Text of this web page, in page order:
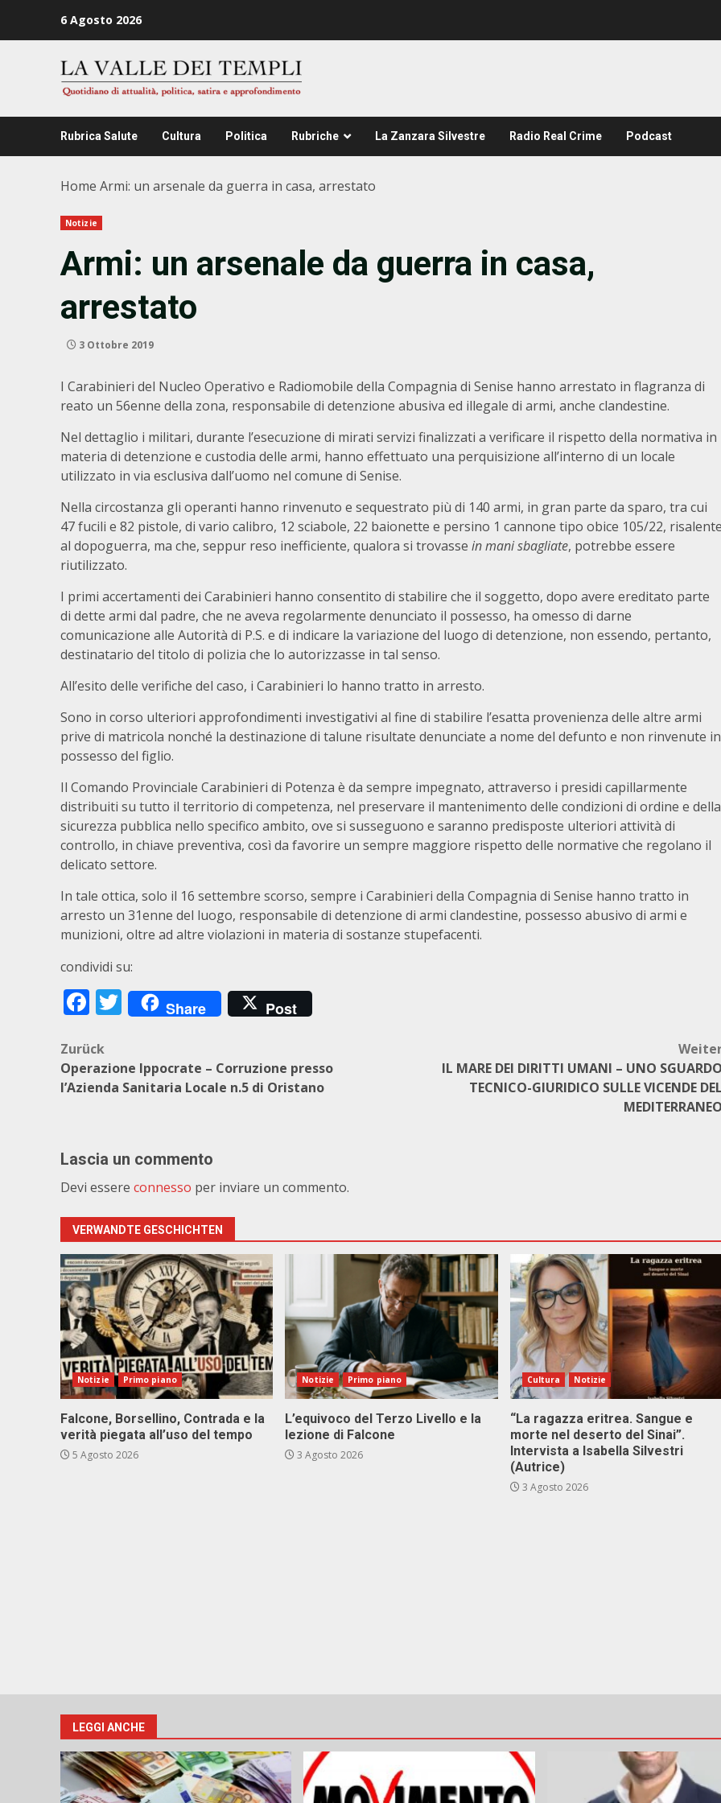
6 Agosto 2026
Rubrica Salute Cultura Politica Rubriche La Zanzara Silvestre Radio Real Crime Podcast
Home Armi: un arsenale da guerra in casa, arrestato
Notizie
Armi: un arsenale da guerra in casa,
arrestato
3 Ottobre 2019
I Carabinieri del Nucleo Operativo e Radiomobile della Compagnia di Senise hanno arrestato in flagranza di
reato un 56enne della zona, responsabile di detenzione abusiva ed illegale di armi, anche clandestine.
Nel dettaglio i militari, durante l’esecuzione di mirati servizi finalizzati a verificare il rispetto della normativa in
materia di detenzione e custodia delle armi, hanno effettuato una perquisizione all’interno di un locale
utilizzato in via esclusiva dall’uomo nel comune di Senise.
Nella circostanza gli operanti hanno rinvenuto e sequestrato più di 140 armi, in gran parte da sparo, tra cui
47 fucili e 82 pistole, di vario calibro, 12 sciabole, 22 baionette e persino 1 cannone tipo obice 105/22,
al dopoguerra, ma che, seppur reso inefficiente, qualora si trovasse in mani sbagliate, potrebbe essere
riutilizzato.
I primi accertamenti dei Carabinieri hanno consentito di stabilire che il soggetto, dopo avere ereditato parte
di dette armi dal padre, che ne aveva regolarmente denunciato il possesso, ha omesso di darne
comunicazione alle Autorità di P.S. e di indicare la variazione del luogo di detenzione, non essendo, pertanto,
destinatario del titolo di polizia che lo autorizzasse in tal senso.
All’esito delle verifiche del caso, i Carabinieri lo hanno tratto in arresto.
Sono in corso ulteriori approfondimenti investigativi al fine di stabilire l’esatta provenienza delle altre armi
prive di matricola nonché la destinazione di talune risultate denunciate a nome del defunto e non rinvenute in
possesso del figlio.
Il Comando Provinciale Carabinieri di Potenza è da sempre impegnato, attraverso i presidi capillarmente
distribuiti su tutto il territorio di competenza, nel preservare il mantenimento delle condizioni di ordine e della
sicurezza pubblica nello specifico ambito, ove si susseguono e saranno predisposte ulteriori attività di
controllo, in chiave preventiva, così da favorire un sempre maggiore rispetto delle normative che regolano il
delicato settore.
In tale ottica, solo il 16 settembre scorso, sempre i Carabinieri della Compagnia di Senise hanno tratto in
arresto un 31enne del luogo, responsabile di detenzione di armi clandestine, possesso abusivo di armi e
munizioni, oltre ad altre violazioni in materia di sostanze stupefacenti.
condividi su:
Facebook
Twitter
Share Post
Beitragsnavigation
Zurück
Operazione Ippocrate – Corruzione presso
l’Azienda Sanitaria Locale n.5 di Oristano
IL MARE DEI DIRITTI UMANI – UNO
TECNICO-GIURIDICO SULLE VICENDE
Lascia un commento
Devi essere connesso per inviare un commento.
VERWANDTE GESCHICHTEN
Notizie Primo piano
Falcone, Borsellino, Contrada e la
verità piegata all’uso del tempo
5 Agosto 2026
Notizie Primo piano
L’equivoco del Terzo Livello e la
lezione di Falcone
3 Agosto 2026
Cultura Notizie
“La ragazza eritrea. Sangue e
morte nel deserto del Sinai”.
Intervista a Isabella Silvestri
(Autrice)
3 Agosto 2026
LEGGI ANCHE